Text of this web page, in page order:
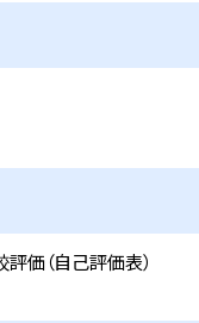
価（自己評価表）